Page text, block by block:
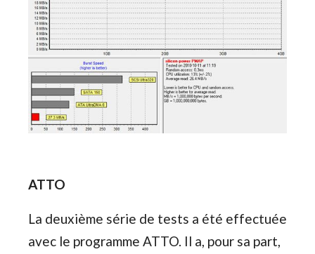
ATTO
La deuxième série de tests a été effectuée
avec le programme ATTO. Il a, pour sa part,